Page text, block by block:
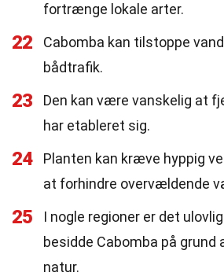
fortrænge lokale arter.
22
Cabomba kan tilstoppe
bådtrafik.
23
Den kan være vanskelig at
har etableret sig.
24
Planten kan kræve hyppig
at forhindre overvældende
25
I nogle regioner er det
besidde Cabomba på grund
natur.